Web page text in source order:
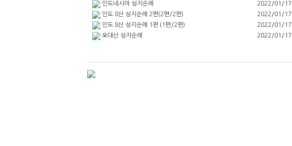
인도네시아 성지순례
2022/01/17
인도 8산 성지순례 2편(2편/2편)
2022/01/17
인도 8산 성지순례 1편 (1편/2편)
2022/01/17
오대산 성지순례
2022/01/17